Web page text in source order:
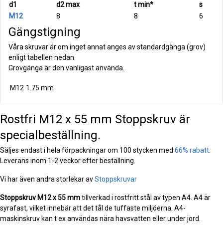
d1 d2 max t min*
s
M12
8 8 6
Gängstigning
Våra skruvar är om inget annat anges av standardgänga (grov)
enligt tabellen nedan.
Grovgänga är den vanligast använda.
M12 1.75 mm
Rostfri M12 x 55 mm Stoppskruv är
specialbeställning.
Säljes endast i hela förpackningar om 100 stycken med 66% rabatt
Leverans inom 1-2 veckor efter beställning.
Vi har även andra storlekar avStoppskruvar
Stoppskruv M12 x 55 mmtillverkad i rostfritt stål av typen A4. A4 är
syrafast, vilket innebär att det tål de tuffaste miljöerna. A4-
maskinskruv kan t ex användas nära havsvatten eller under jord.